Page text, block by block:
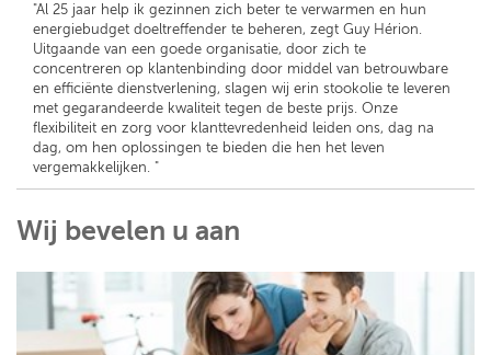
"Al 25 jaar help ik gezinnen zich beter te verwarmen en hun
energiebudget doeltreffender te beheren, zegt Guy Hérion.
Uitgaande van een goede organisatie, door zich te
concentreren op klantenbinding door middel van betrouwbare
en efficiënte dienstverlening, slagen wij erin stookolie te leveren
met gegarandeerde kwaliteit tegen de beste prijs. Onze
flexibiliteit en zorg voor klanttevredenheid leiden ons, dag na
dag, om hen oplossingen te bieden die hen het leven
vergemakkelijken. "
Wij bevelen u aan